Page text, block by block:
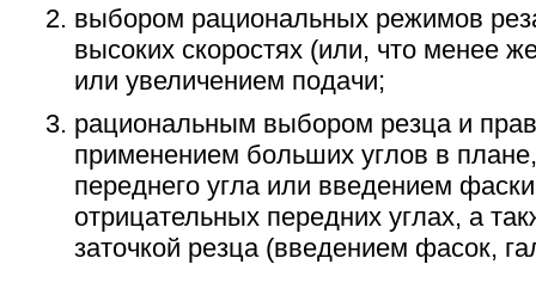
выбором рациональных режимов
высоких скоростях (или, что менее
или увеличением подачи;
рациональным выбором резца и
применением больших углов в
переднего угла или введением
отрицательных передних углах, а
заточкой резца (введением фасок,